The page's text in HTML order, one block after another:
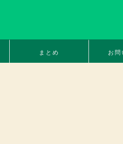
まとめ お問